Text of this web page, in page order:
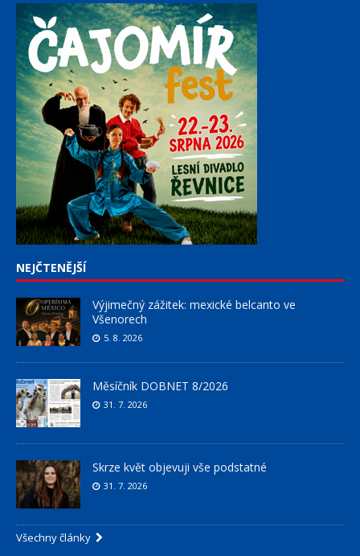
NEJČTENĚJŠÍ
Výjimečný zážitek: mexické belcanto ve
Všenorech
5. 8. 2026
Měsíčník DOBNET 8/2026
31. 7. 2026
Skrze květ objevuji vše podstatné
31. 7. 2026
Všechny články